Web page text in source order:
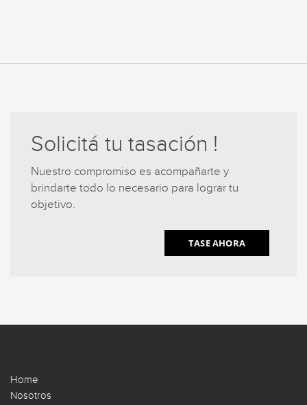
Solicitá tu tasación !
Nuestro compromiso es acompañarte y
brindarte todo lo necesario para lograr tu
objetivo.
TASE AHORA
Home
Nosotros